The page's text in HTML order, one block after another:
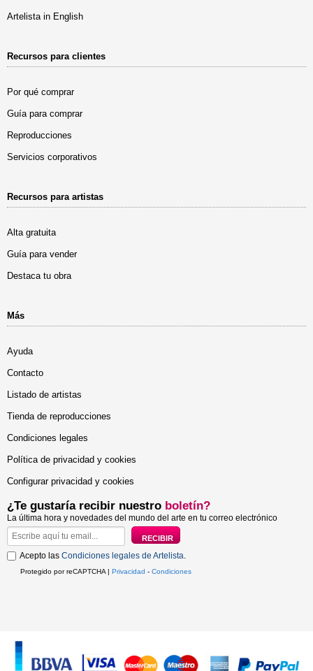
Artelista in English
Recursos para clientes
Por qué comprar
Guía para comprar
Reproducciones
Servicios corporativos
Recursos para artistas
Alta gratuita
Guía para vender
Destaca tu obra
Más
Ayuda
Contacto
Listado de artistas
Tienda de reproducciones
Condiciones legales
Política de privacidad y cookies
Configurar privacidad y cookies
¿Te gustaría recibir nuestro boletín?
La última hora y novedades del mundo del arte en tu correo electrónico
Acepto las Condiciones legales de Artelista.
Protegido por reCAPTCHA | Privacidad - Condiciones